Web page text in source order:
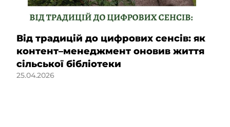
Від традицій до цифрових сенсів: як
контент–менеджмент оновив життя
сільської бібліотеки
25.04.2026